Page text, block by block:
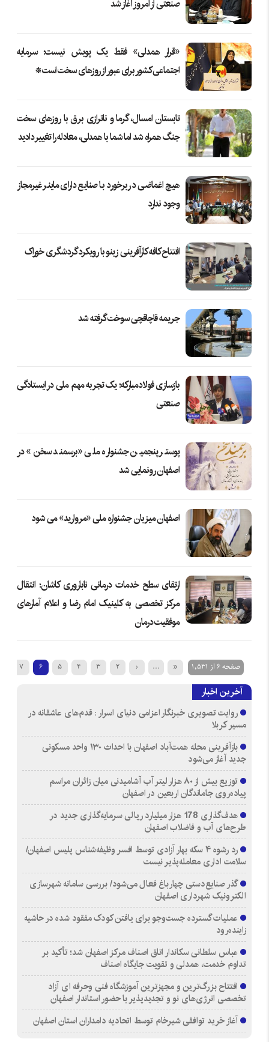
صنعتی از امروز آغاز شد
«قرار همدلی» فقط یک پویش نیست؛ سرمایه
اجتماعی کشور برای عبور از روزهای سخت است*
تابستان امسال، گرما و ناترازی برق با روزهای سخت
جنگ همراه شد اما شما با همدلی، معادله را تغییر دادید
هیچ اغماضی در برخورد با صنایع دارای ماینر غیرمجاز
وجود ندارد
افتتاح کافه کارآفرینی زینو با رویکرد گردشگری خوراک
جریمه قاچاقچی سوخت گرفته شد
بازسازی فولادمبارکه؛ یک تجربه مهم ملی در ایستادگی
صنعتی
پوستر پنجمین جشنواره ملی «برسمند سخن» در
اصفهان رونمایی شد
اصفهان میزبان جشنواره ملی «مروارید» می شود
ارتقای سطح خدمات درمانی ناباروری کاشان؛ انتقال
مرکز تخصصی به کلینیک امام رضا و اعلام آمارهای
موفقیت درمان
صفحه 6 از 1,531 «
...
‹
2
3
4
5
6
7
آخرین اخبار
روایت تصویری خبرنگار اعزامی دنیای اسرار : قدم‌های عاشقانه در
مسیر کربلا
بازآفرینی محله همت‌آباد اصفهان با احداث ۱۳۰ واحد مسکونی
جدید آغاز می‌شود
توزیع بیش از ۸۰ هزار لیتر آب آشامیدنی میان زائران مراسم
پیاده‌روی جاماندگان اربعین در اصفهان
هدف‌گذاری 178 هزار میلیارد ریالی سرمایه‌گذاری جدید در
طرح‌های آب و فاضلاب اصفهان
رد رشوه ۴ سکه بهار آزادی توسط افسر وظیفه‌شناس پلیس اصفهان/
سلامت اداری معامله‌پذیر نیست
گذر صنایع‌دستی چهارباغ فعال می‌شود/ بررسی سامانه شهرسازی
الکترونیک شهرداری اصفهان
عملیات گسترده جست‌وجو برای یافتن کودک مفقود شده در حاشیه
زاینده‌رود
عباس سلطانی سکاندار اتاق اصناف مرکز اصفهان شد؛ تأکید بر
تداوم خدمت، همدلی و تقویت جایگاه اصناف
افتتاح بزرگ‌ترین و مجهزترین آموزشگاه فنی وحرفه ای آزاد
تخصصی انرژی‌های نو و تجدیدپذیر با حضور استاندار اصفهان
آغاز خرید توافقی شیرخام توسط اتحادیه دامداران استان اصفهان